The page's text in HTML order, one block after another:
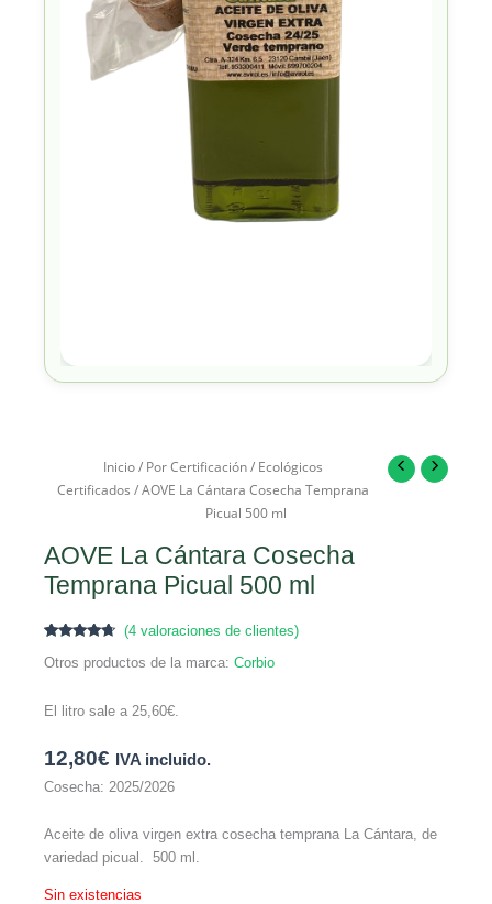
Inicio/ Por Certificación/ Ecológicos
Certificados / AOVE La Cántara Cosecha Temprana
Picual 500 ml
AOVE La Cántara Cosecha
Temprana Picual 500 ml
con4.50
valoraciones
de
(4valoraciones de clientes)
Otros productos de la marca: Corbio
El litro sale a 25,60€
12,80€ IVA incluido.
Cosecha: 2025/2026
Aceite de oliva virgen extra cosecha temprana La Cántara, de
variedad picual. 500 ml.
Sin existencias